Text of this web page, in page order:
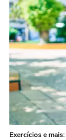
Exercícios e